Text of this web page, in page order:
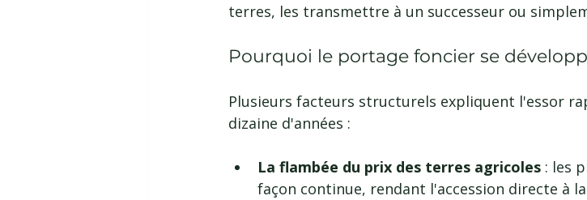
terres, les transmettre à un successeur ou
Pourquoi le portage foncier se
Plusieurs facteurs structurels expliquent l'essor
dizaine d'années :
La flambée du prix des terres agricoles : les
façon continue, rendant l'accession directe à